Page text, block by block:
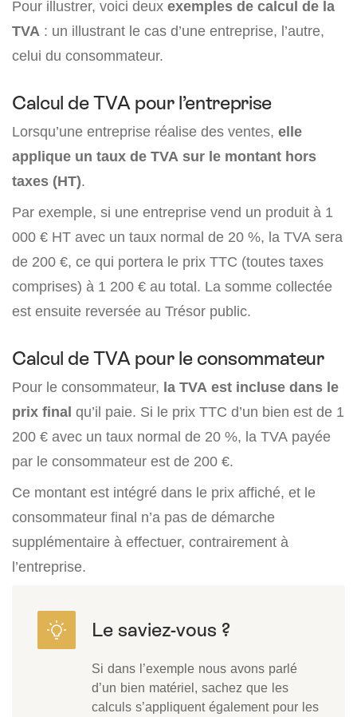
Pour illustrer, voici deux exemples de calcul de la
TVA : un illustrant le cas d’une entreprise, l’autre,
celui du consommateur.
Calcul de TVA pour l’entreprise
Lorsqu’une entreprise réalise des ventes, elle
applique un taux de TVA sur le montant hors
taxes (HT).
Par exemple, si une entreprise vend un produit à 1
000 € HT avec un taux normal de 20 %, la TVA sera
de 200 €, ce qui portera le prix TTC (toutes taxes
comprises) à 1 200 € au total. La somme collectée
est ensuite reversée au Trésor public.
Calcul de TVA pour le consommateur
Pour le consommateur, la TVA est incluse dans le
prix final qu’il paie. Si le prix TTC d’un bien est de 1
200 € avec un taux normal de 20 %, la TVA payée
par le consommateur est de 200 €.
Ce montant est intégré dans le prix affiché, et le
consommateur final n’a pas de démarche
supplémentaire à effectuer, contrairement à
l’entreprise.
Si dans l’exemple nous avons parlé
d’un bien matériel, sachez que les
calculs s’appliquent également pour les